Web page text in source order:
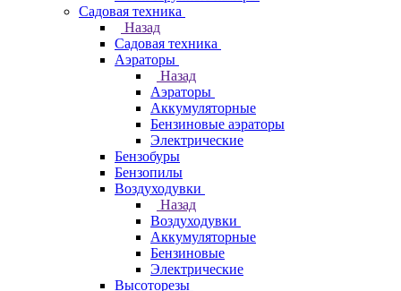
Садовая техника
Назад
Садовая техника
Аэраторы
Назад
Аэраторы
Аккумуляторные
Бензиновые аэраторы
Электрические
Бензобуры
Бензопилы
Воздуходувки
Назад
Воздуходувки
Аккумуляторные
Бензиновые
Электрические
Высоторезы